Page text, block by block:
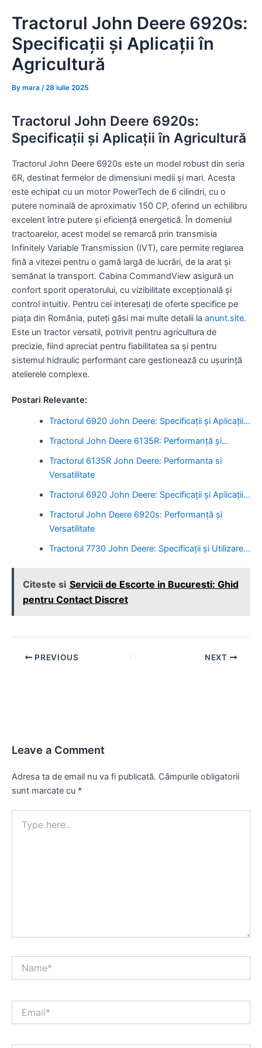
content
Tractorul John Deere 6920s:
Specificații și Aplicații în
Agricultură
By mara /28 iulie 2025
Tractorul John Deere 6920s:
Specificații și Aplicații în Agricultură
Tractorul John Deere 6920s este un model robust din seria
6R, destinat fermelor de dimensiuni medii și mari. Acesta
este echipat cu un motor PowerTech de 6 cilindri, cu o
putere nominală de aproximativ 150 CP, oferind un echilibru
excelent între putere și eficiență energetică. În domeniul
tractoarelor, acest model se remarcă prin transmisia
Infinitely Variable Transmission (IVT), care permite reglarea
fină a vitezei pentru o gamă largă de lucrări, de la arat și
semănat la transport. Cabina CommandView asigură un
confort sporit operatorului, cu vizibilitate excepțională și
control intuitiv. Pentru cei interesați de oferte specifice pe
piața din România, puteți găsi mai multe detalii la anunt.site.
Este un tractor versatil, potrivit pentru agricultura de
precizie, fiind apreciat pentru fiabilitatea sa și pentru
sistemul hidraulic performant care gestionează cu ușurință
atelierele complexe.
Postari Relevante:
Tractorul 6920 John Deere: Specificații și Aplicații…
Tractorul John Deere 6135R: Performanță și…
Tractorul 6135R John Deere: Performanta si
Versatilitate
Tractorul 6920 John Deere: Specificații și Aplicații…
Tractorul John Deere 6920s: Performanță și
Versatilitate
Tractorul 7730 John Deere: Specificații și Utilizare…
Citeste si Servicii de Escorte in Bucuresti: Ghid
pentru Contact Discret
Post PREVIOUS NEXT
Leave a Comment
Adresa ta de email nu va fi publicată. Câmpurile obligatorii
sunt marcate cu *
here..